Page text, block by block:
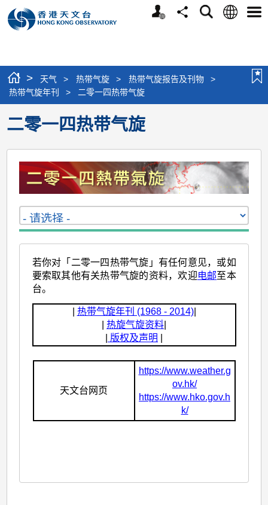
个
分
搜
语
选
> 天气 > 热带气旋 > 热带气旋报告及刊物
>
热带气旋年刊
> 二零一四热带气旋
二零一四热带气旋
若你对「二零一四热带气旋」有任何意见，或如
要索取其他有关热带气旋的资料，欢迎电邮至本
台。
热带气旋年刊 (1968 - 2014)|
热旋气旋资料
版权及声明
天文台网页
https://www.weather.g
ov.hk/
https://www.hko.gov.h
k/